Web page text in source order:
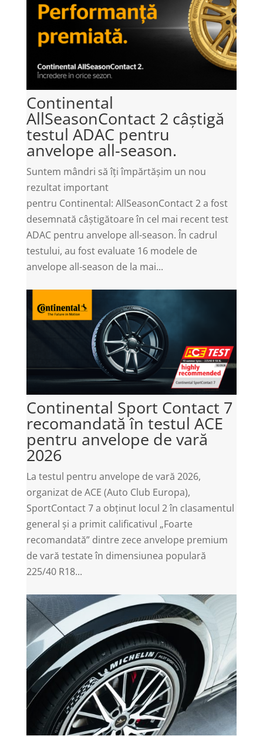
Continental
AllSeasonContact 2 câștigă
testul ADAC pentru
anvelope all-season.
Suntem mândri să îți împărtășim un nou
rezultat important
pentru Continental: AllSeasonContact 2 a fost
desemnată câștigătoare în cel mai recent test
ADAC pentru anvelope all-season. În cadrul
testului, au fost evaluate 16 modele de
anvelope all-season de la mai...
Continental Sport Contact 7
recomandată în testul ACE
pentru anvelope de vară
2026
La testul pentru anvelope de vară 2026,
organizat de ACE (Auto Club Europa),
SportContact 7 a obținut locul 2 în clasamentul
general și a primit calificativul „Foarte
recomandată” dintre zece anvelope premium
de vară testate în dimensiunea populară
225/40 R18...